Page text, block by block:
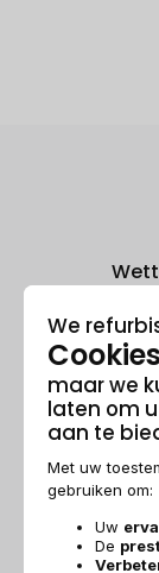
Over
Wie is
Dit